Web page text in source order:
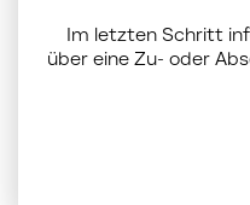
Im letzten Schritt
über eine Zu- oder